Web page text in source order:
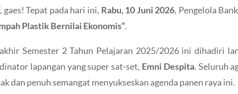
Tepat pada hari ini, Rabu, 10 Juni 2026, Pengelola
Plastik Bernilai Ekonomis”.
Semester 2 Tahun Pelajaran 2025/2026 ini dihadiri
lapangan yang super sat-set, Emni Despita. Seluruh
dan penuh semangat menyukseskan agenda panen raya ini.